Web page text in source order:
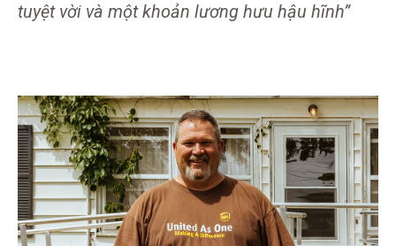
tuyệt vời và một khoản lương hưu hậu hĩnh”